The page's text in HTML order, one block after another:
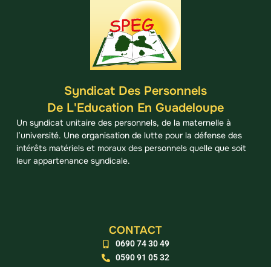
Syndicat Des Personnels
De L'Education En Guadeloupe
Un syndicat unitaire des personnels, de la maternelle à
l’université. Une organisation de lutte pour la défense des
intérêts matériels et moraux des personnels quelle que soit
leur appartenance syndicale.
CONTACT
0690 74 30 49
0590 91 05 32